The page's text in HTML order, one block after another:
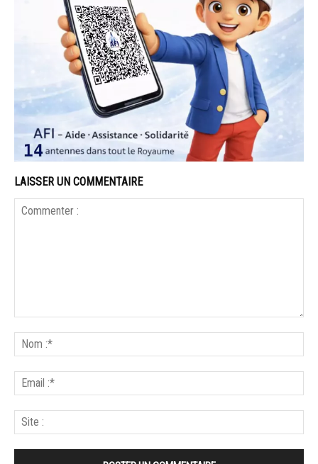
LAISSER UN COMMENTAIRE